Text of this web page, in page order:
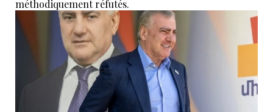
méthodiquement réfutés.